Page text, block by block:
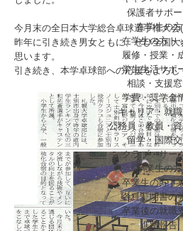
保護者サポー
在学生の方
在学生の方ト
履修・授業・
学生生活サポ
相談・支援窓
学費・奨学金
キャリア・就
公務員・教員・
留学・国際
クラブ・サー
卒業生の方
卒業生の方ト
各種証明書の
卒業後の就職
進路報告
今月末の全日本大学総合卓球選手権大会
昨年に引き続き男女ともに、ぜひ全国
思います。
引き続き、本学卓球部への応援をよろし